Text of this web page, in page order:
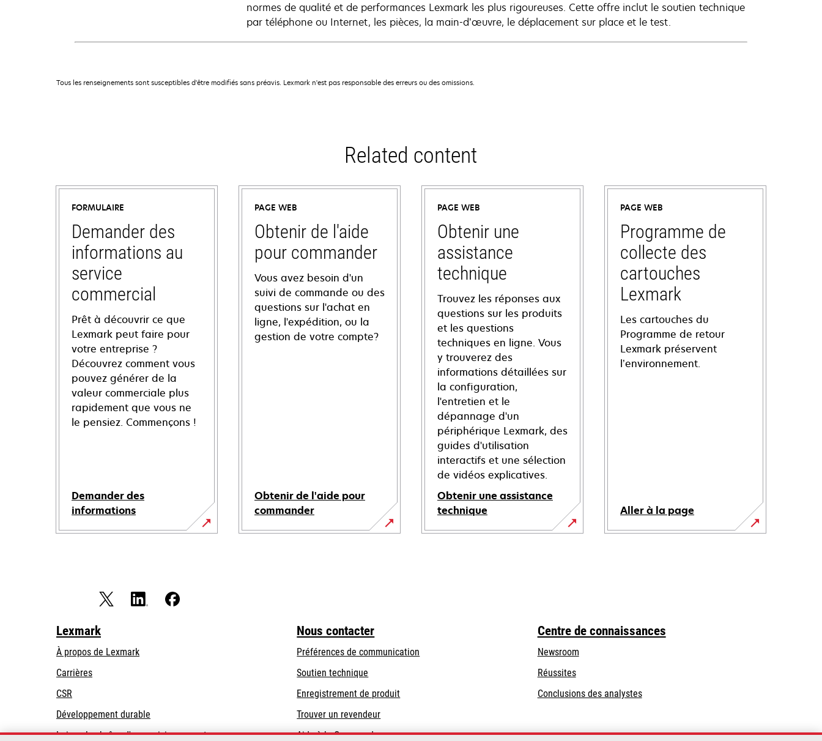
normes de qualité et de performances Lexmark les plus rigoureuses. Cette offre inclut le soutien technique
par téléphone ou Internet, les pièces, la main-d’œuvre, le déplacement sur place et le test.
Tous les renseignements sont susceptibles d'être modifiés sans préavis. Lexmark n'est pas responsable des erreurs ou des omissions.
Related content
FORMULAIRE
Demander des
informations au
service
commercial
Prêt à découvrir ce que
Lexmark peut faire pour
votre entreprise ?
Découvrez comment vous
pouvez générer de la
valeur commerciale plus
rapidement que vous ne
le pensiez. Commençons !
Demander des
informations
PAGE WEB
Obtenir de l'aide
pour commander
Vous avez besoin d'un
suivi de commande ou des
questions sur l'achat en
ligne, l'expédition, ou la
gestion de votre compte?
Obtenir de l'aide pour
commander
PAGE WEB
Obtenir une
assistance
technique
Trouvez les réponses aux
questions sur les produits
et les questions
techniques en ligne. Vous
y trouverez des
informations détaillées sur
la configuration,
l'entretien et le
dépannage d'un
périphérique Lexmark, des
guides d'utilisation
interactifs et une sélection
de vidéos explicatives.
Obtenir une assistance
technique
s’ouvre
PAGE WEB
Programme de
collecte des
cartouches
Lexmark
Les cartouches du
Programme de retour
Lexmark préservent
l’environnement.
Aller à la page
Lexmark
À propos de Lexmark
Carrières
CSR
Développement durable
Loi sur la chaîne d'approvisionnement
Nous contacter
Préférences de communication
s’ouvre
dans
un
nouvel
onglet
Soutien technique
un
nouvel
onglet
Enregistrement de produit
Trouver un revendeur
Aide à la Commande
Centre de connaissances
Newsroom
Réussites
Conclusions des analystes